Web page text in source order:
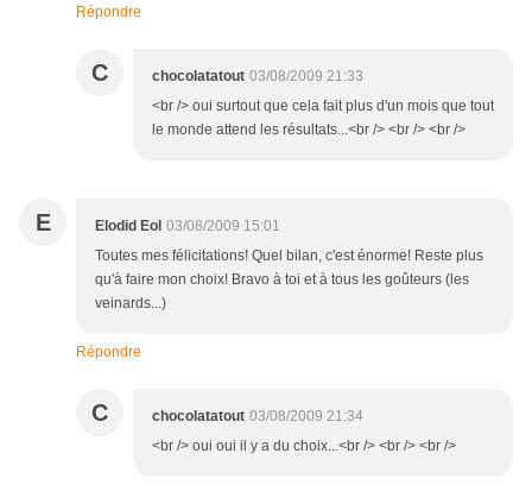
Répondre
C chocolatatout 03/08/2009 21:33
<br /> oui surtout que cela fait plus d'un mois que tout
le monde attend les résultats...<br /> <br /> <br />
E Elodid Eol 03/08/2009 15:01
Toutes mes félicitations! Quel bilan, c'est énorme! Reste plus
qu'à faire mon choix! Bravo à toi et à tous les goûteurs (les
veinards...)
Répondre
C chocolatatout 03/08/2009 21:34
<br /> oui oui il y a du choix...<br /> <br /> <br />